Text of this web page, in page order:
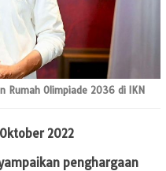
Rumah Olimpiade 2036 di IKN
2022
penghargaan